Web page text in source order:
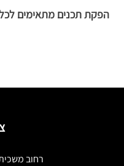
הפקת תכנים מתאימים
רחוב משכית 22, הרצליה